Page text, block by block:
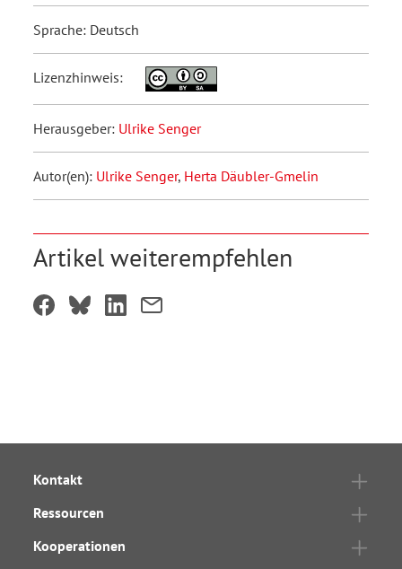
Sprache: Deutsch
Lizenzhinweis:
Herausgeber: Ulrike Senger
Autor(en): Ulrike Senger, Herta Däubler-Gmelin
Artikel weiterempfehlen
Kontakt
Ressourcen
Kooperationen